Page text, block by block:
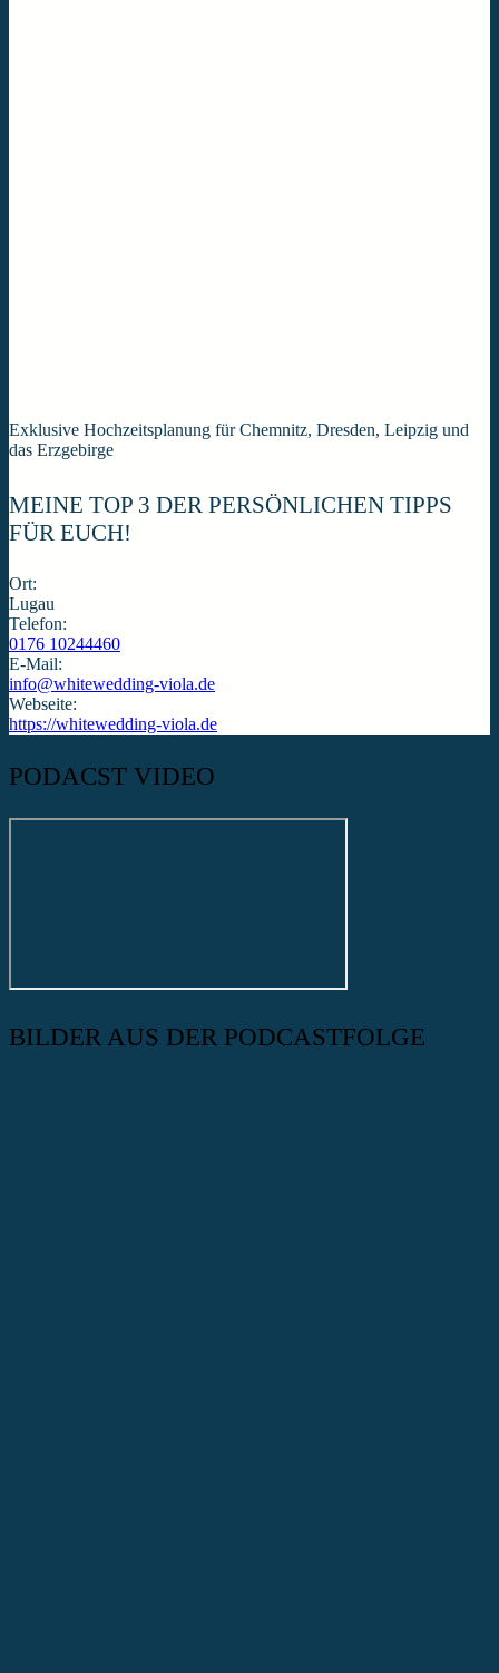
Exklusive Hochzeitsplanung für Chemnitz, Dresden, Leipzig und
das Erzgebirge
MEINE TOP 3 DER PERSÖNLICHEN TIPPS
FÜR EUCH!
Ort:
Lugau
Telefon:
0176 10244460
E-Mail:
info@whitewedding-viola.de
Webseite:
https://whitewedding-viola.de
PODACST VIDEO
BILDER AUS DER PODCASTFOLGE